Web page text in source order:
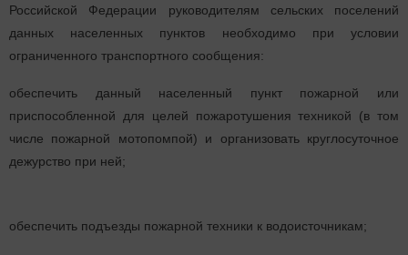
Российской Федерации руководителям сельских поселений
данных населенных пунктов необходимо при условии
ограниченного транспортного сообщения:
обеспечить данный населенный пункт пожарной или
приспособленной для целей пожаротушения техникой (в том
числе пожарной мотопомпой) и организовать круглосуточное
дежурство при ней;
обеспечить подъезды пожарной техники к водоисточникам;